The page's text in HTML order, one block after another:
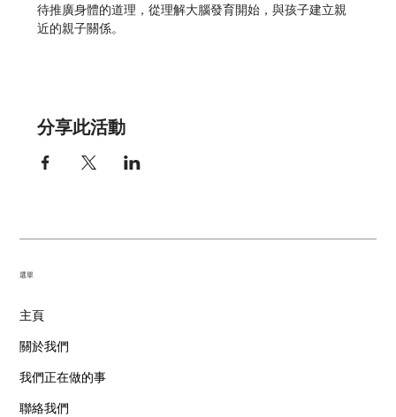
待推廣身體的道理，從理解大腦發育開始，與孩子建立親
近的親子關係。
分享此活動
主頁
關於我們
我們正在做的事
聯絡我們
​選單